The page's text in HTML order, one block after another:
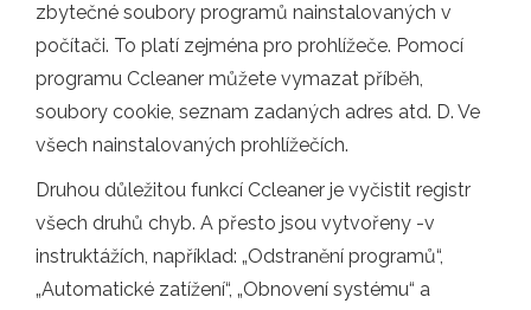
zbytečné soubory programů nainstalovaných v
počítači. To platí zejména pro prohlížeče. Pomocí
programu Ccleaner můžete vymazat příběh,
soubory cookie, seznam zadaných adres atd. D. Ve
všech nainstalovaných prohlížečích.
Druhou důležitou funkcí Ccleaner je vyčistit registr
všech druhů chyb. A přesto jsou vytvořeny -v
instruktážích, například: „Odstranění programů“,
„Automatické zatížení“, „Obnovení systému“ a